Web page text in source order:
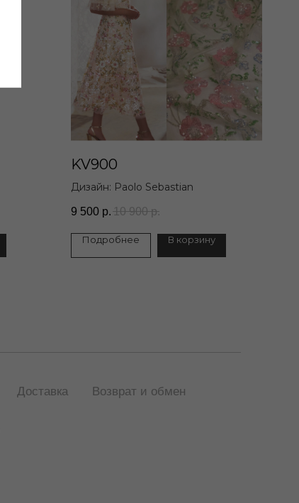
KV900
Дизайн: Paolo Sebastian
9 500 р. 10 900 р.
Подробнее В корзину
Доставка Возврат и обмен